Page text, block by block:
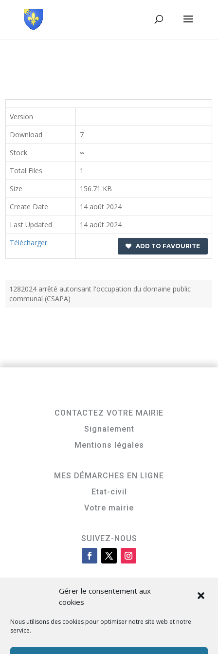
Gérer le consentement aux
cookies
Nous utilisons des cookies pour optimiser notre site web et notre
service.
Version
Download
7
Stock
∞
Total Files
1
Size
156.71 KB
Create Date
14 août 2024
Last Updated
14 août 2024
Télécharger
ADD TO FAVOURITE
1282024 arrêté autorisant l'occupation du domaine public
communal (CSAPA)
CONTACTEZ VOTRE MAIRIE
Signalement
Mentions légales
MES DÉMARCHES EN LIGNE
Etat-civil
Votre mairie
SUIVEZ-NOUS
Cità di L’Isula